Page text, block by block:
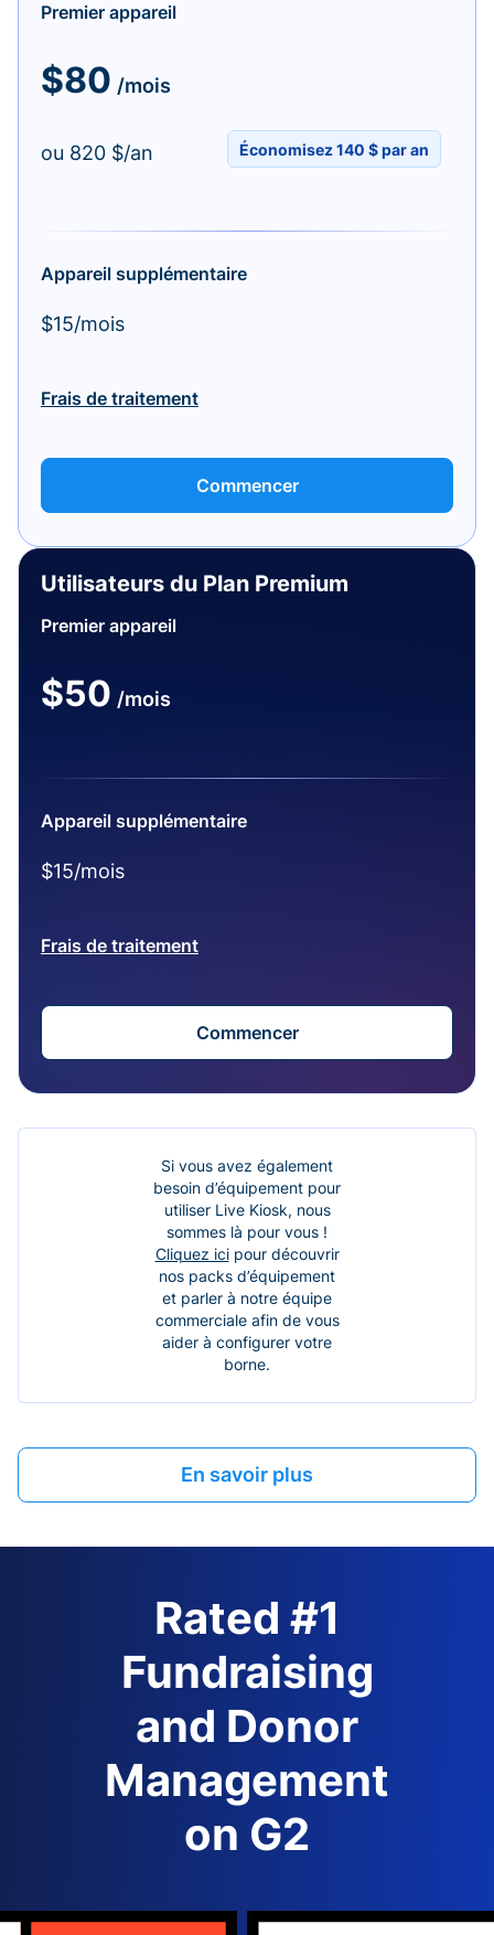
Premier appareil
$80 /mois
ou 820 $/an Économisez 140 $ par an
Appareil supplémentaire
$15/mois
Frais de traitement
Commencer
Utilisateurs du Plan Premium
Premier appareil
$50 /mois
Appareil supplémentaire
$15/mois
Frais de traitement
Commencer
Si vous avez également
besoin d’équipement pour
utiliser Live Kiosk, nous
sommes là pour vous !
Cliquez icipour découvrir
nos packs d’équipement
et parler à notre équipe
commerciale afin de vous
aider à configurer votre
borne.
En savoir plus
Rated #1
Fundraising
and Donor
Management
on G2